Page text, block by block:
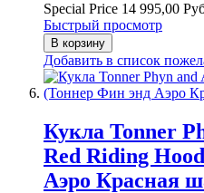
Special Price 14 995,00
Быстрый просмотр
В корзину
Добавить в список
Кукла Tonner
Red Riding
Аэро Красная